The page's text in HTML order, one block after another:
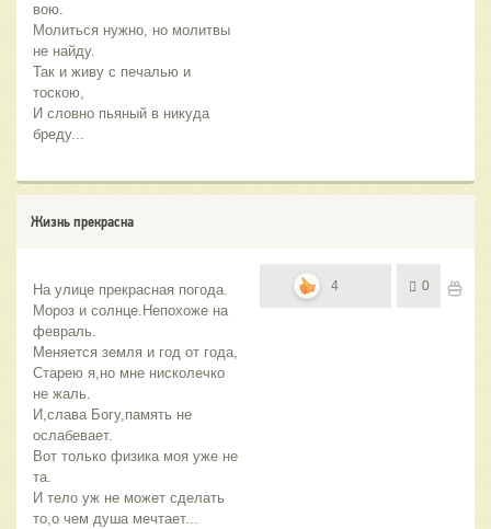
вою.
Молиться нужно, но молитвы
не найду.
Так и живу с печалью и
тоскою,
И словно пьяный в никуда
бреду...
Жизнь прекрасна
На улице прекрасная погода.
Мороз и солнце.Непохоже на
февраль.
Меняется земля и год от года,
Старею я,но мне нисколечко
не жаль.
И,слава Богу,память не
ослабевает.
Вот только физика моя уже не
та.
И тело уж не может сделать
то,о чем душа мечтает...
4 0